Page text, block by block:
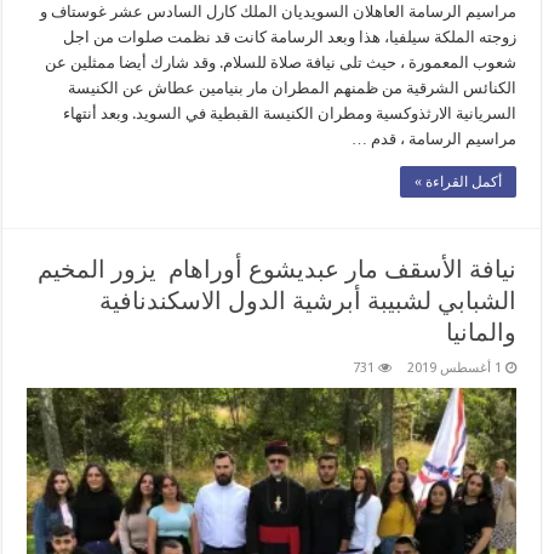
مراسيم الرسامة العاهلان السويديان الملك كارل السادس عشر غوستاف و
زوجته الملكة سيلفيا، هذا وبعد الرسامة كانت قد نظمت صلوات من اجل
شعوب المعمورة ، حيث تلى نيافة صلاة للسلام. وقد شارك أيضا ممثلين عن
الكنائس الشرقية من ظمنهم المطران مار بنيامين عطاش عن الكنيسة
السريانية الارثذوكسية ومطران الكنيسة القبطية في السويد. وبعد أنتهاء
مراسيم الرسامة ، قدم …
أكمل القراءة »
نيافة الأسقف مار عبديشوع أوراهام يزور المخيم
الشبابي لشبيبة أبرشية الدول الاسكندنافية
والمانيا
1 أغسطس 2019 731